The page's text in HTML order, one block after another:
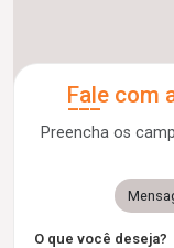
Fale com
Preencha os
O que você deseja?